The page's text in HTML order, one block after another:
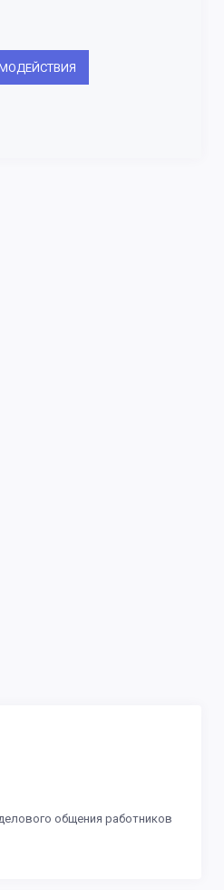
общения работников